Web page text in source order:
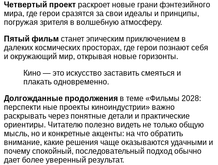
Четвертый проект раскроет новые грани фэнтезийного
мира, где герои сразятся за свои идеалы и принципы,
погружая зрителя в волшебную атмосферу.
Пятый фильм станет эпическим приключением в
далеких космических просторах, где герои познают себя
и окружающий мир, открывая новые горизонты.
Кино — это искусство заставить смеяться и
плакать одновременно.
Долгожданные продолжения в теме «Фильмы 2028:
перспекти ные проекты киноиндустрии» важно
раскрывать через понятные детали и практические
ориентиры. Читателю полезно видеть не только общую
мысль, но и конкретные акценты: на что обратить
внимание, какие решения чаще оказываются удачными и
почему спокойный, последовательный подход обычно
дает более уверенный результат.